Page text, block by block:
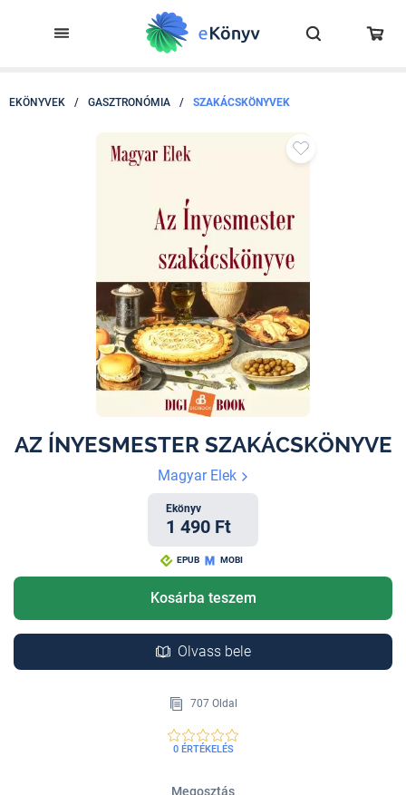
EKÖNYVEK / GASZTRONÓMIA / SZAKÁCSKÖNYVEK
AZ ÍNYESMESTER SZAKÁCSKÖNYVE
Magyar Elek
Ekönyv
1 490 Ft
EPUB MOBI
Kosárba teszem
Olvass bele
707 Oldal
0 ÉRTÉKELÉS
Megosztás